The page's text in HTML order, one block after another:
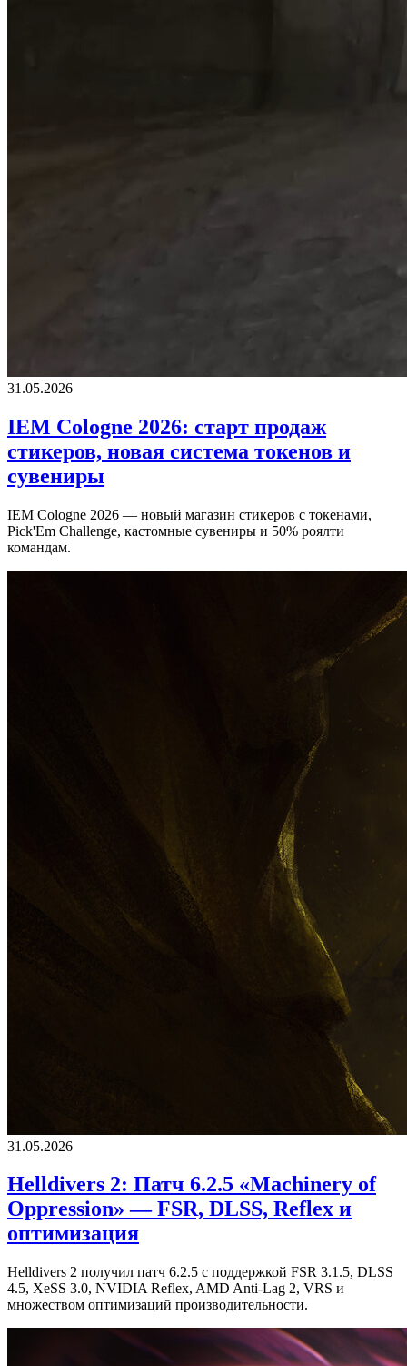
31.05.2026
IEM Cologne 2026: старт продаж
стикеров, новая система токенов и
сувениры
IEM Cologne 2026 — новый магазин стикеров с токенами,
Pick'Em Challenge, кастомные сувениры и 50% роялти
командам.
31.05.2026
Helldivers 2: Патч 6.2.5 «Machinery of
Oppression» — FSR, DLSS, Reflex и
оптимизация
Helldivers 2 получил патч 6.2.5 с поддержкой FSR 3.1.5, DLSS
4.5, XeSS 3.0, NVIDIA Reflex, AMD Anti-Lag 2, VRS и
множеством оптимизаций производительности.